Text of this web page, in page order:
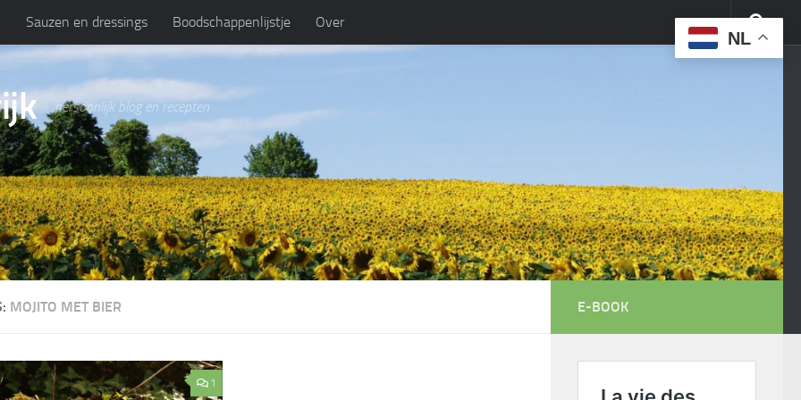
Sauzen en dressings Boodschappenlijstje Over
persoonlijk blog en recepten
MOJITO MET BIER
1
E-BOOK
NL